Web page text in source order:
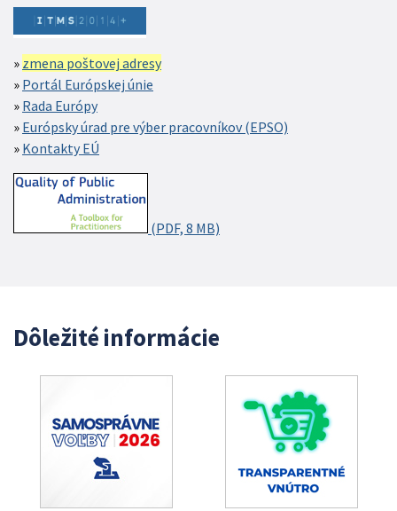
zmena poštovej adresy
Portál Európskej únie
Rada Európy
Európsky úrad pre výber pracovníkov (EPSO)
Kontakty EÚ
(PDF, 8 MB)
Dôležité informácie